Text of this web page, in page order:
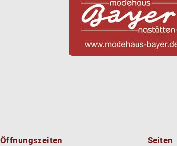
Öffnungszeiten Seiten